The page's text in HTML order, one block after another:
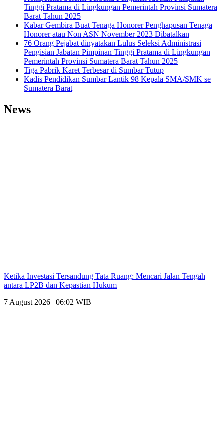
Tinggi Pratama di Lingkungan Pemerintah Provinsi Sumatera
Barat Tahun 2025
Kabar Gembira Buat Tenaga Honorer Penghapusan Tenaga
Honorer atau Non ASN November 2023 Dibatalkan
76 Orang Pejabat dinyatakan Lulus Seleksi Administrasi
Pengisian Jabatan Pimpinan Tinggi Pratama di Lingkungan
Pemerintah Provinsi Sumatera Barat Tahun 2025
Tiga Pabrik Karet Terbesar di Sumbar Tutup
Kadis Pendidikan Sumbar Lantik 98 Kepala SMA/SMK se
Sumatera Barat
News
Ketika Investasi Tersandung Tata Ruang: Mencari Jalan Tengah
antara LP2B dan Kepastian Hukum
7 August 2026 | 06:02 WIB